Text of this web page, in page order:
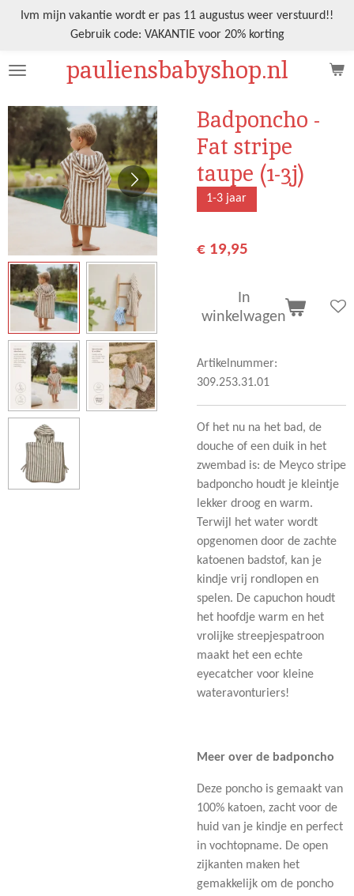
Ga
de
pauliensbabyshop.nl
Ivm mijn vakantie wordt er pas 11 augustus weer verstuurd!!
Gebruik code: VAKANTIE voor 20% korting
Badponcho -
Fat stripe
taupe (1-3j)
1-3 jaar
€ 19,95
In
winkelwagen
Artikelnummer:
309.253.31.01
Of het nu na het bad, de
douche of een duik in het
zwembad is: de Meyco stripe
badponcho houdt je kleintje
lekker droog en warm.
Terwijl het water wordt
opgenomen door de zachte
katoenen badstof, kan je
kindje vrij rondlopen en
spelen. De capuchon houdt
het hoofdje warm en het
vrolijke streepjespatroon
maakt het een echte
eyecatcher voor kleine
wateravonturiers!
Meer over de badponcho
Deze poncho is gemaakt van
100% katoen, zacht voor de
huid van je kindje en perfect
in vochtopname. De open
zijkanten maken het
gemakkelijk om de poncho